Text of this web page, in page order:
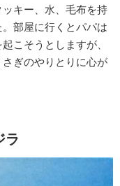
キー、水、毛布を持
部屋に行くとパパは
こそうとしますが、
ぎのやりとりに心が
ラ